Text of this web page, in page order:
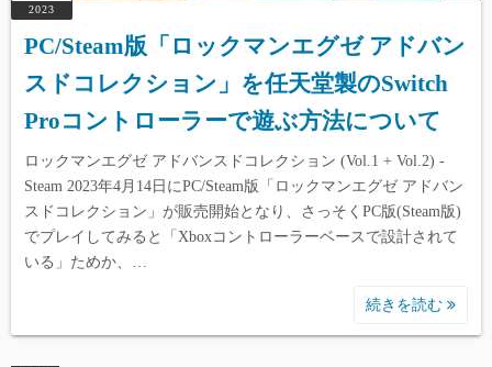
2023
PC/Steam版「ロックマンエグゼ アドバン
スドコレクション」を任天堂製のSwitch
Proコントローラーで遊ぶ方法について
ロックマンエグゼ アドバンスドコレクション (Vol.1 + Vol.2) -
Steam 2023年4月14日にPC/Steam版「ロックマンエグゼ アドバン
スドコレクション」が販売開始となり、さっそくPC版(Steam版)
でプレイしてみると「Xboxコントローラーベースで設計されて
いる」ためか、…
続きを読む